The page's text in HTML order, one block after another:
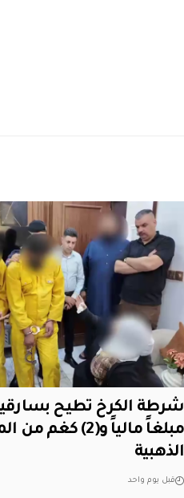
شرطة الكرخ تطيح
مبلغاً مالياً و(2)
الذهبية
قبل يوم واحد